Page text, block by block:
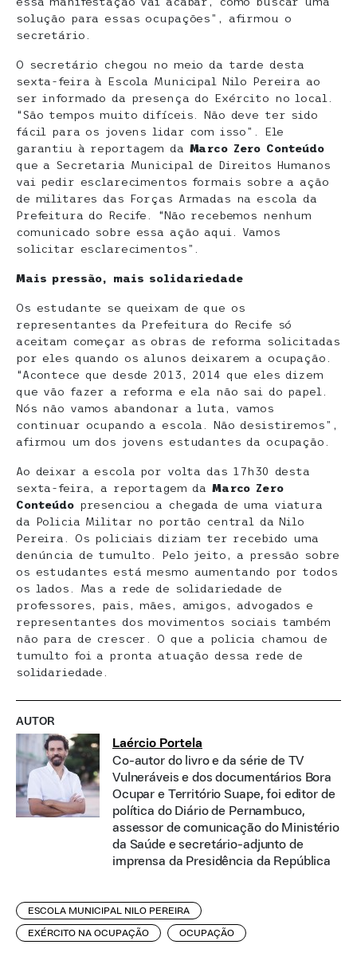
solução para essas ocupações”, afirmou o
secretário.
O secretário chegou no meio da tarde desta
sexta-feira à Escola Municipal Nilo Pereira ao
ser informado da presença do Exército no local.
“São tempos muito difíceis. Não deve ter sido
fácil para os jovens lidar com isso”. Ele
garantiu à reportagem da Marco Zero Conteúdo
que a Secretaria Municipal de Direitos Humanos
vai pedir esclarecimentos formais sobre a ação
de militares das Forças Armadas na escola da
Prefeitura do Recife. “Não recebemos nenhum
comunicado sobre essa ação aqui. Vamos
solicitar esclarecimentos”.
Mais pressão, mais solidariedade
Os estudante se queixam de que os
representantes da Prefeitura do Recife só
aceitam começar as obras de reforma solicitadas
por eles quando os alunos deixarem a ocupação.
“Acontece que desde 2013, 2014 que eles dizem
que vão fazer a reforma e ela não sai do papel.
Nós não vamos abandonar a luta, vamos
continuar ocupando a escola. Não desistiremos”,
afirmou um dos jovens estudantes da ocupação.
Ao deixar a escola por volta das 17h30 desta
sexta-feira, a reportagem da Marco Zero
Conteúdopresenciou a chegada de uma viatura
da Policia Militar no portão central da Nilo
Pereira. Os policiais diziam ter recebido uma
denúncia de tumulto. Pelo jeito, a pressão sobre
os estudantes está mesmo aumentando por todos
os lados. Mas a rede de solidariedade de
professores, pais, mães, amigos, advogados e
representantes dos movimentos sociais também
não para de crescer. O que a policia chamou de
tumulto foi a pronta atuação dessa rede de
solidariedade.
AUTOR
Laércio Portela
Co-autor do livro e da série de TV
Vulneráveis e dos documentários Bora
Ocupar e Território Suape, foi editor de
política do Diário de Pernambuco,
assessor de comunicação do Ministério
da Saúde e secretário-adjunto de
imprensa da Presidência da República
ESCOLA MUNICIPAL NILO PEREIRA
EXÉRCITO NA OCUPAÇÃO OCUPAÇÃO